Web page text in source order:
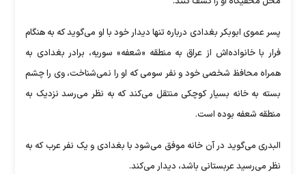
پسر عموی ابوبکر بغدادی درباره تنها دیدار خود با او می‌گوید که به هنگام
فرار با خانواده‌اش از عراق به منطقه «شعفه» سوریه، برادر بغدادی به
همراه محافظ شخصی خود و نفر سومی که او را نمی‌شناخت، وی را چشم
بسته به خانه بسیار کوچکی منتقل می‌کند که به نظر می‌رسد نزدیک به
منطقه شعفه بوده است.
البدری می‌گوید در آن خانه موفق می‌شود با بغدادی و یک نفر عرب که به
نظر می‌رسید عربستانی باشد، دیدار می‌کند.